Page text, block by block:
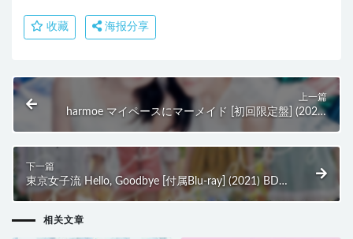
收藏 海报分享
上一篇
harmoe マイペースにマーメイド [初回限定盤] (2021)
BD蓝光原盘 10.9G
下一篇
東京女子流 Hello, Goodbye [付属Blu-ray] (2021) BD蓝
光原盘 35.8G
相关文章